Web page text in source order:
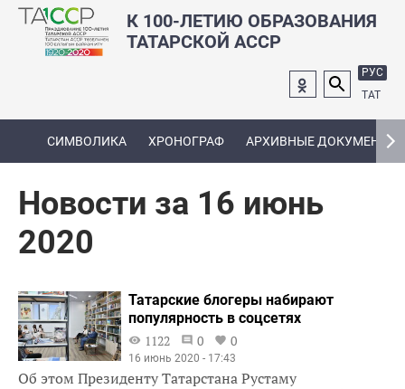
К 100-ЛЕТИЮ ОБРАЗОВАНИЯ
ТАТАРСКОЙ АССР
РУС
ТАТ
СИМВОЛИКА ХРОНОГРАФ АРХИВНЫЕ ДОКУМЕНТЫ
Новости за 16 июнь
2020
Татарские блогеры набирают
популярность в соцсетях
1122
0 0
16 июнь 2020 - 17:43
Об этом Президенту Татарстана Рустаму